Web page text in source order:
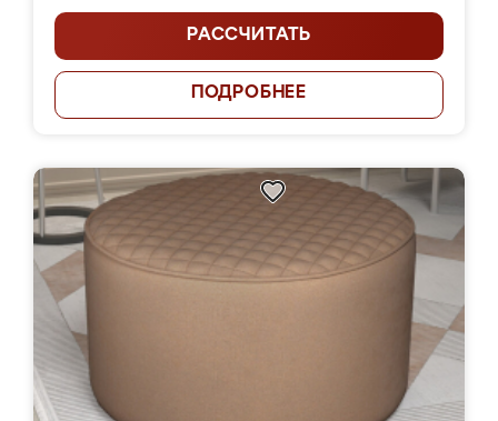
РАССЧИТАТЬ
ПОДРОБНЕЕ